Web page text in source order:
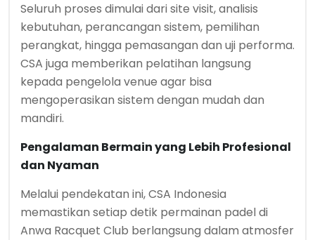
Seluruh proses dimulai dari site visit, analisis
kebutuhan, perancangan sistem, pemilihan
perangkat, hingga pemasangan dan uji performa.
CSA juga memberikan pelatihan langsung
kepada pengelola venue agar bisa
mengoperasikan sistem dengan mudah dan
mandiri.
Pengalaman Bermain yang Lebih Profesional
dan Nyaman
Melalui pendekatan ini, CSA Indonesia
memastikan setiap detik permainan padel di
Anwa Racquet Club berlangsung dalam atmosfer